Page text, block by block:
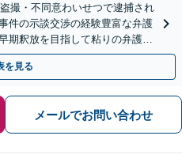
撮・不同意わいせつで逮捕され
件の示談交渉の経験豊富な弁護
期釈放を目指して粘りの弁護活
を見る
メールでお問い合わせ